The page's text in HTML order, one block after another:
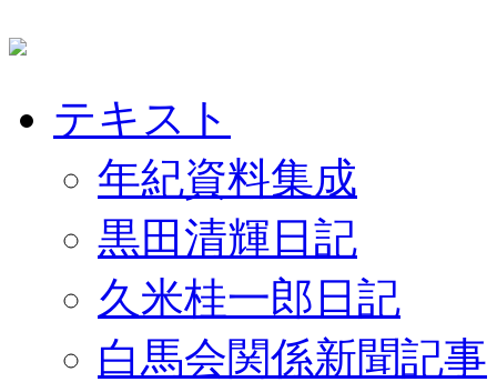
テキスト
年紀資料集成
黒田清輝日記
久米桂一郎日記
白馬会関係新聞記事